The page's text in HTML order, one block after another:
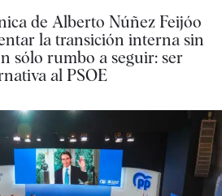
de Alberto Núñez Feijóo
la transición interna sin
sólo rumbo a seguir: ser
al PSOE